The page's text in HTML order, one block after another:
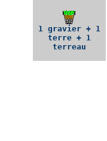
1 gravier + 1
terre + 1
terreau